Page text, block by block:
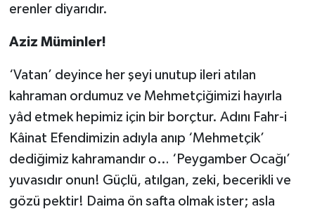
erenler diyarıdır.
Aziz Müminler!
‘Vatan’ deyince her şeyi unutup ileri atılan
kahraman ordumuz ve Mehmetçiğimizi hayırla
yâd etmek hepimiz için bir borçtur. Adını Fahr-i
Kâinat Efendimizin adıyla anıp ‘Mehmetçik’
dediğimiz kahramandır o… ‘Peygamber Ocağı’
yuvasıdır onun! Güçlü, atılgan, zeki, becerikli ve
gözü pektir! Daima ön safta olmak ister; asla
Edirne Müftülüğü
Elazığ Müftülüğü
Erzincan Müftülüğü
Erzurum Müftülüğü
Eskişehir Müftülüğü